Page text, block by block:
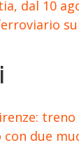
dal 10
con due